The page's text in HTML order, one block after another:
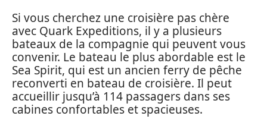
Si vous cherchez une croisière pas chère
avec Quark Expeditions, il y a plusieurs
bateaux de la compagnie qui peuvent vous
convenir. Le bateau le plus abordable est le
Sea Spirit, qui est un ancien ferry de pêche
reconverti en bateau de croisière. Il peut
accueillir jusqu’à 114 passagers dans ses
cabines confortables et spacieuses.